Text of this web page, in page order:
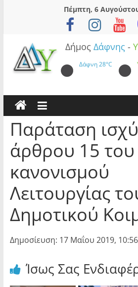
Πέμπτη, 6
Δήμος Δάφνης -
Δάφνη28°C
Παράταση
άρθρου 15 του
κανονισμού
Λειτουργίας
Δημοτικού
Δημοσίευση: 17 Μαΐου 2019, 10:56
Ίσως Σας